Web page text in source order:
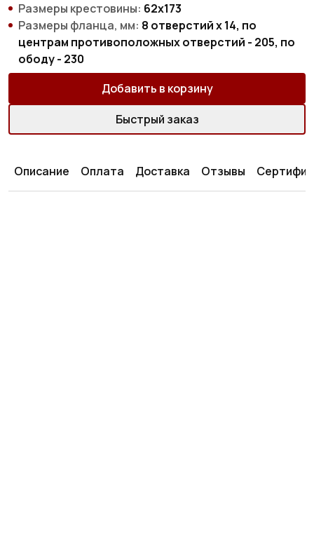
Размеры крестовины: 62х173
Размеры фланца, мм: 8 отверстий х 14, по
центрам противоположных отверстий - 205, по
ободу - 230
Добавить в корзину
Быстрый заказ
Описание Оплата Доставка Отзывы